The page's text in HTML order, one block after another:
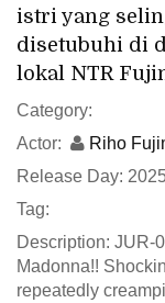
istri yang
disetubuhi di
lokal NTR
Category:
Actor:
Riho
Release Day:
Tag:
Description: JUR-
Madonna!!
repeatedly